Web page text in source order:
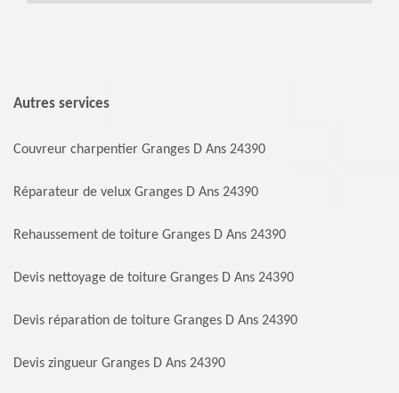
Autres services
Couvreur charpentier Granges D Ans 24390
Réparateur de velux Granges D Ans 24390
Rehaussement de toiture Granges D Ans 24390
Devis nettoyage de toiture Granges D Ans 24390
Devis réparation de toiture Granges D Ans 24390
Devis zingueur Granges D Ans 24390